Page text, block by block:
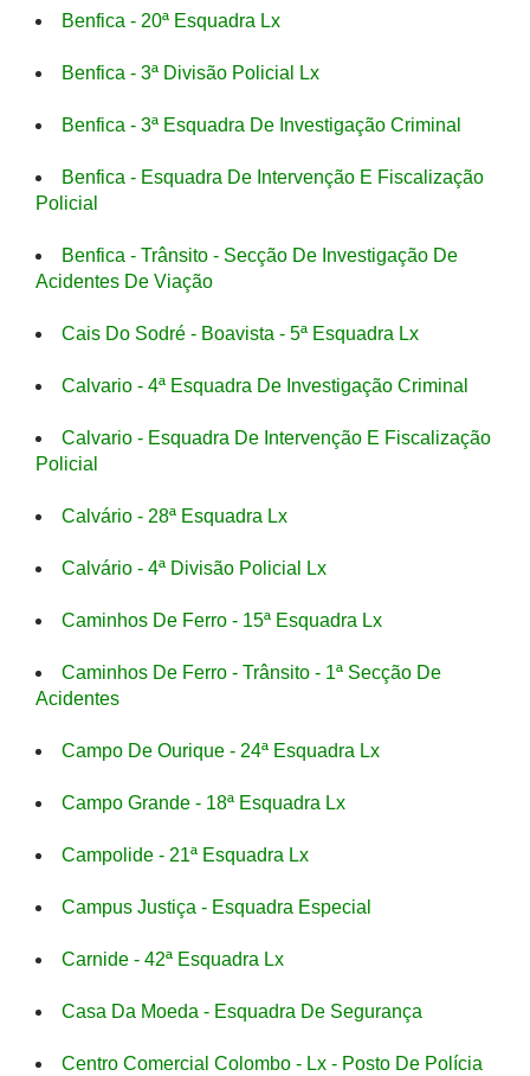
Benfica - 20ª Esquadra Lx
Benfica - 3ª Divisão Policial Lx
Benfica - 3ª Esquadra De Investigação Criminal
Benfica - Esquadra De Intervenção E Fiscalização
Policial
Benfica - Trânsito - Secção De Investigação De
Acidentes De Viação
Cais Do Sodré - Boavista - 5ª Esquadra Lx
Calvario - 4ª Esquadra De Investigação Criminal
Calvario - Esquadra De Intervenção E Fiscalização
Policial
Calvário - 28ª Esquadra Lx
Calvário - 4ª Divisão Policial Lx
Caminhos De Ferro - 15ª Esquadra Lx
Caminhos De Ferro - Trânsito - 1ª Secção De
Acidentes
Campo De Ourique - 24ª Esquadra Lx
Campo Grande - 18ª Esquadra Lx
Campolide - 21ª Esquadra Lx
Campus Justiça - Esquadra Especial
Carnide - 42ª Esquadra Lx
Casa Da Moeda - Esquadra De Segurança
Centro Comercial Colombo - Lx - Posto De Polícia